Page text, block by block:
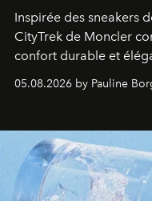
Inspirée des sneakers
CityTrek de Moncler
confort durable et
accompagner les
05.08.2026 by Pauline